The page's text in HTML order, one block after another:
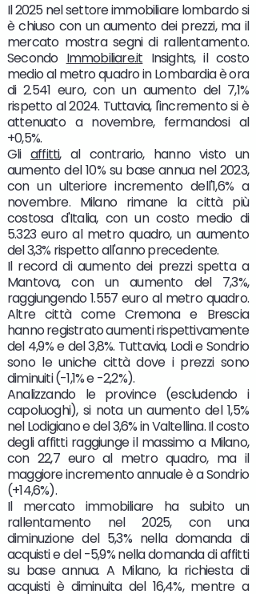
Il 2025 nel settore immobiliare lombardo si
è chiuso con un aumento dei prezzi, ma il
mercato mostra segni di rallentamento.
Secondo Immobiliare.it Insights, il costo
medio al metro quadro in Lombardia è ora
di 2.541 euro, con un aumento del 7,1%
rispetto al 2024. Tuttavia, l'incremento si è
attenuato a novembre, fermandosi al
+0,5%.
Gli affitti, al contrario, hanno visto un
aumento del 10% su base annua nel 2023,
con un ulteriore incremento dell'1,6% a
novembre. Milano rimane la città più
costosa d'Italia, con un costo medio di
5.323 euro al metro quadro, un aumento
del 3,3% rispetto all'anno precedente.
Il record di aumento dei prezzi spetta a
Mantova, con un aumento del 7,3%,
raggiungendo 1.557 euro al metro quadro.
Altre città come Cremona e Brescia
hanno registrato aumenti rispettivamente
del 4,9% e del 3,8%. Tuttavia, Lodi e Sondrio
sono le uniche città dove i prezzi sono
diminuiti (-1,1% e -2,2%).
Analizzando le province (escludendo i
capoluoghi), si nota un aumento del 1,5%
nel Lodigiano e del 3,6% in Valtellina. Il costo
degli affitti raggiunge il massimo a Milano,
con 22,7 euro al metro quadro, ma il
maggiore incremento annuale è a Sondrio
(+14,6%).
Il mercato immobiliare ha subito un
rallentamento nel 2025, con una
diminuzione del 5,3% nella domanda di
acquisti e del -5,9% nella domanda di affitti
su base annua. A Milano, la richiesta di
acquisti è diminuita del 16,4%, mentre a